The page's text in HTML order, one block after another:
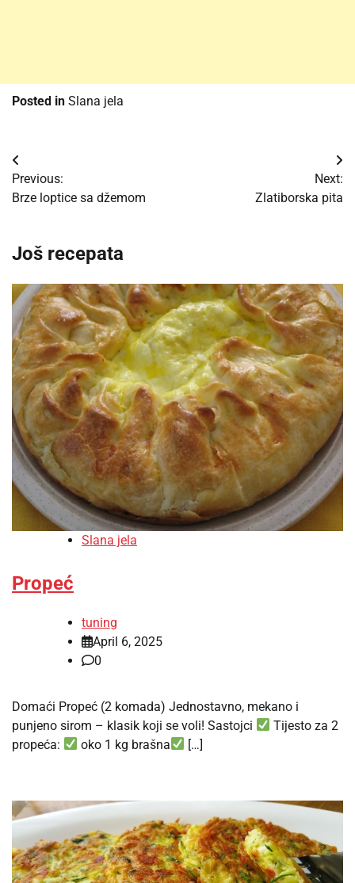
Posted in Slana jela
Post
navigation
Previous:
Brze loptice sa džemom
Next:
Zlatiborska pita
Još recepata
Slana jela
Propeć
tuning
April 6, 2025
0
Domaći Propeć (2 komada) Jednostavno, mekano i
punjeno sirom – klasik koji se voli! Sastojci
Tijesto za 2
propeća:
oko 1 kg brašna […]